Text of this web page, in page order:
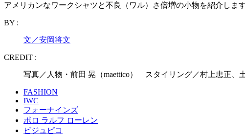
アメリカンなワークシャツと不良（ワル）さ倍増の小物を紹介します
BY :
文／安岡将文
CREDIT :
写真／人物・前田 晃（maettico） スタイリング／村上忠正
FASHION
IWC
フォーナインズ
ポロ ラルフ ローレン
ビジュピコ